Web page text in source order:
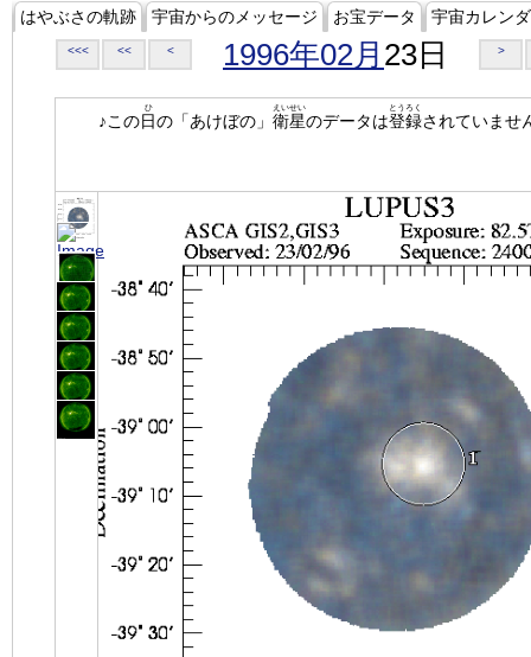
はやぶさの軌跡 宇宙からのメッセージ お宝データ 宇宙カレン
<<< << < 1996年02月 23日 >
♪この日
ひ
の「あけぼの」 衛星
えいせい
のデータは登録
とうろく
されていませ